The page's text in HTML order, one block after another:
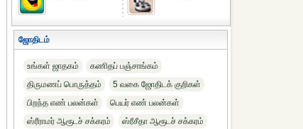
ஜோதிடம்
உங்கள் ஜாதகம்
கணிதப் பஞ்சாங்கம்
திருமணப் பொருத்தம்
5 வகை ஜோதிடக் குறிகள்
பிறந்த எண் பலன்கள்
பெயர் எண் பலன்கள்
ஸ்ரீராமர் ஆரூடச் சக்கரம்
ஸ்ரீசீதா ஆரூடச் சக்கரம்